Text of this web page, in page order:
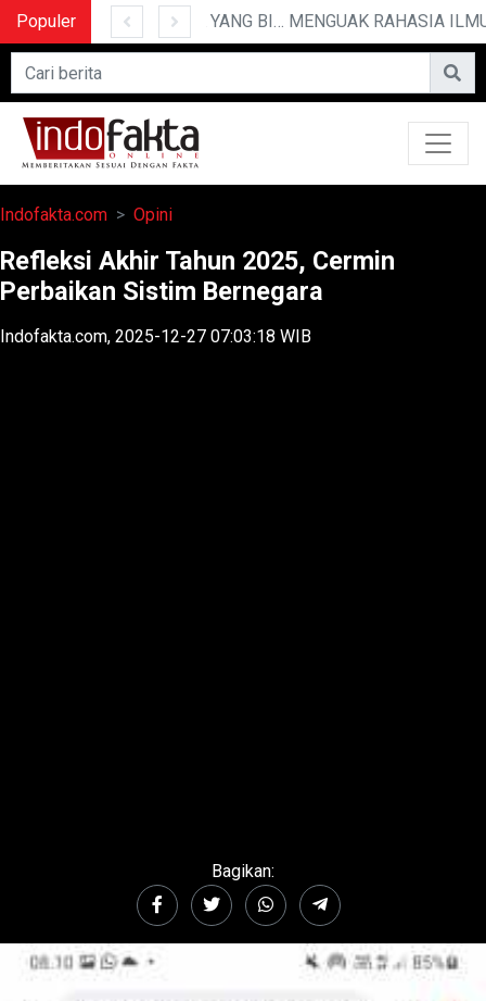
Populer MENGUAK
Indofakta.com Opini
Refleksi Akhir Tahun 2025, Cermin
Perbaikan Sistim Bernegara
Indofakta.com, 2025-12-27 07:03:18 WIB
Bagikan: